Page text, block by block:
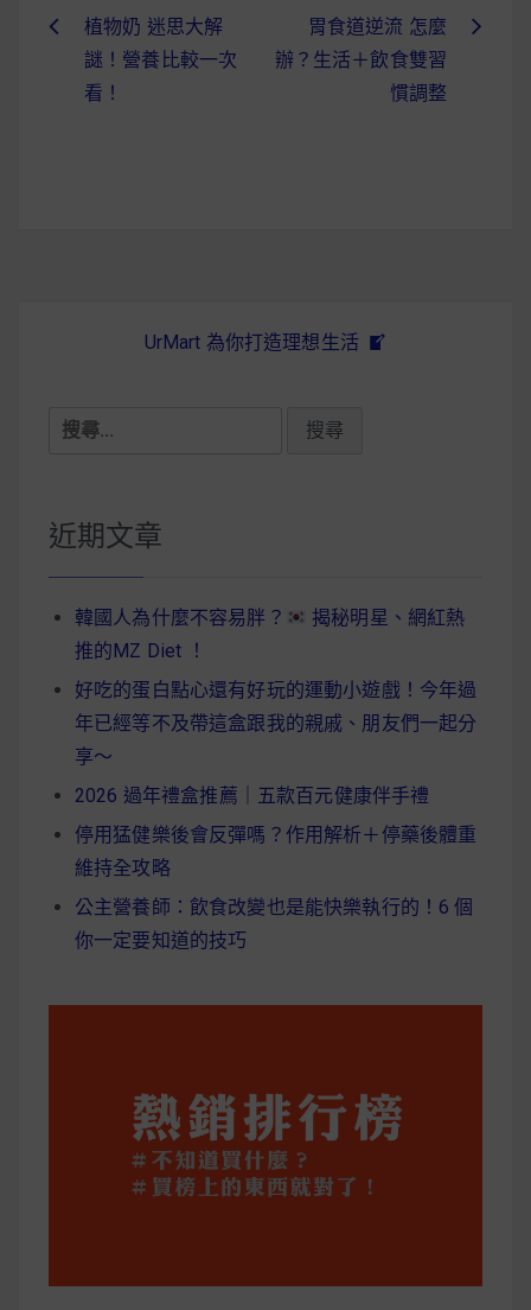
文
植物奶 迷思大解
謎！營養比較一次
看！
胃食道逆流 怎麼
辦？生活＋飲食雙習
慣調整
UrMart 為你打造理想生活
搜
鍵
字:
近期文章
韓國人為什麼不容易胖？
揭秘明星、網紅熱
推的MZ Diet ！
好吃的蛋白點心還有好玩的運動小遊戲！今年過
年已經等不及帶這盒跟我的親戚、朋友們一起分
享～
2026 過年禮盒推薦｜五款百元健康伴手禮
停用猛健樂後會反彈嗎？作用解析＋停藥後體重
維持全攻略
公主營養師：飲食改變也是能快樂執行的！6 個
你一定要知道的技巧